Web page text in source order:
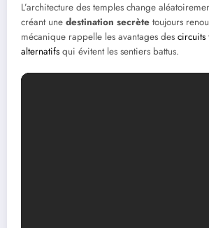
L’architecture des temples change
créant une destination secrète toujours
mécanique rappelle les avantages des circuits
alternatifs qui évitent les sentiers battus.